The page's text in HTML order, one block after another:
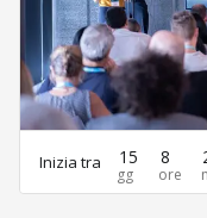
Inizia tra 15 8